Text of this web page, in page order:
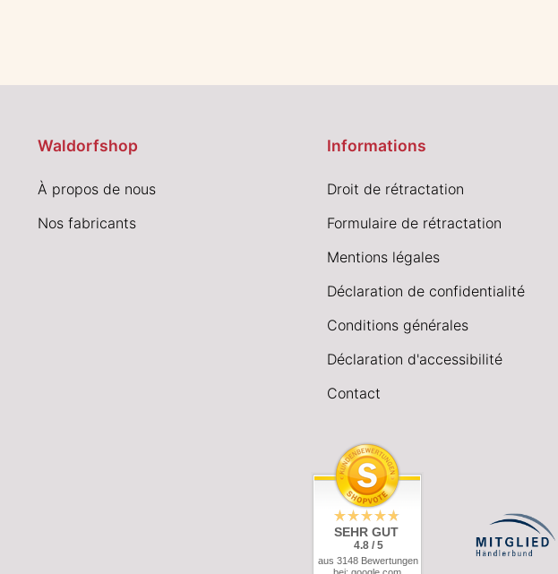
Waldorfshop
À propos de nous
Nos fabricants
Informations
Droit de rétractation
Formulaire de rétractation
Mentions légales
Déclaration de confidentialité
Conditions générales
Déclaration d'accessibilité
Contact
SEHR GUT
4.8 / 5
aus 3148 Bewertungen